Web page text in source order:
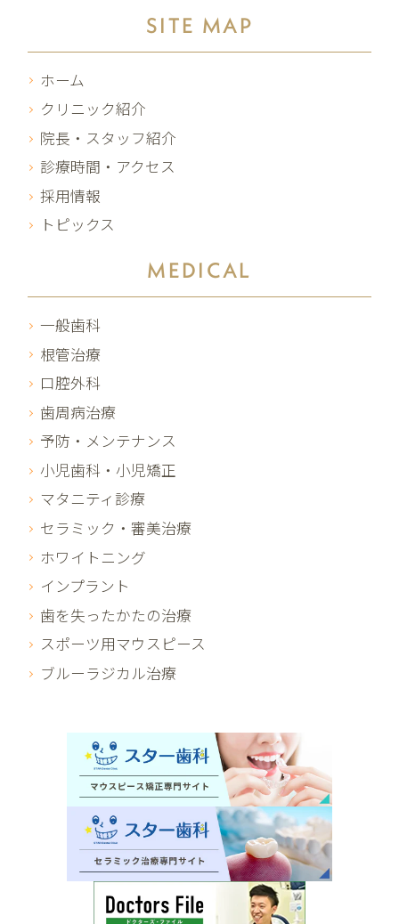
SITE MAP
ホーム
クリニック紹介
院長・スタッフ紹介
診療時間・アクセス
採用情報
トピックス
MEDICAL
一般歯科
根管治療
口腔外科
歯周病治療
予防・メンテナンス
小児歯科・小児矯正
マタニティ診療
セラミック・審美治療
ホワイトニング
インプラント
歯を失ったかたの治療
スポーツ用マウスピース
ブルーラジカル治療